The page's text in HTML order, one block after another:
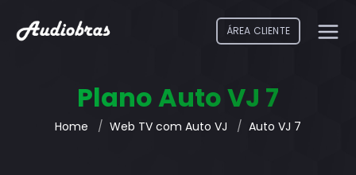
ÁREA CLIENTE
Plano Auto VJ 7
Home Web TV com Auto VJ Auto VJ 7